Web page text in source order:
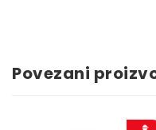
Povezani